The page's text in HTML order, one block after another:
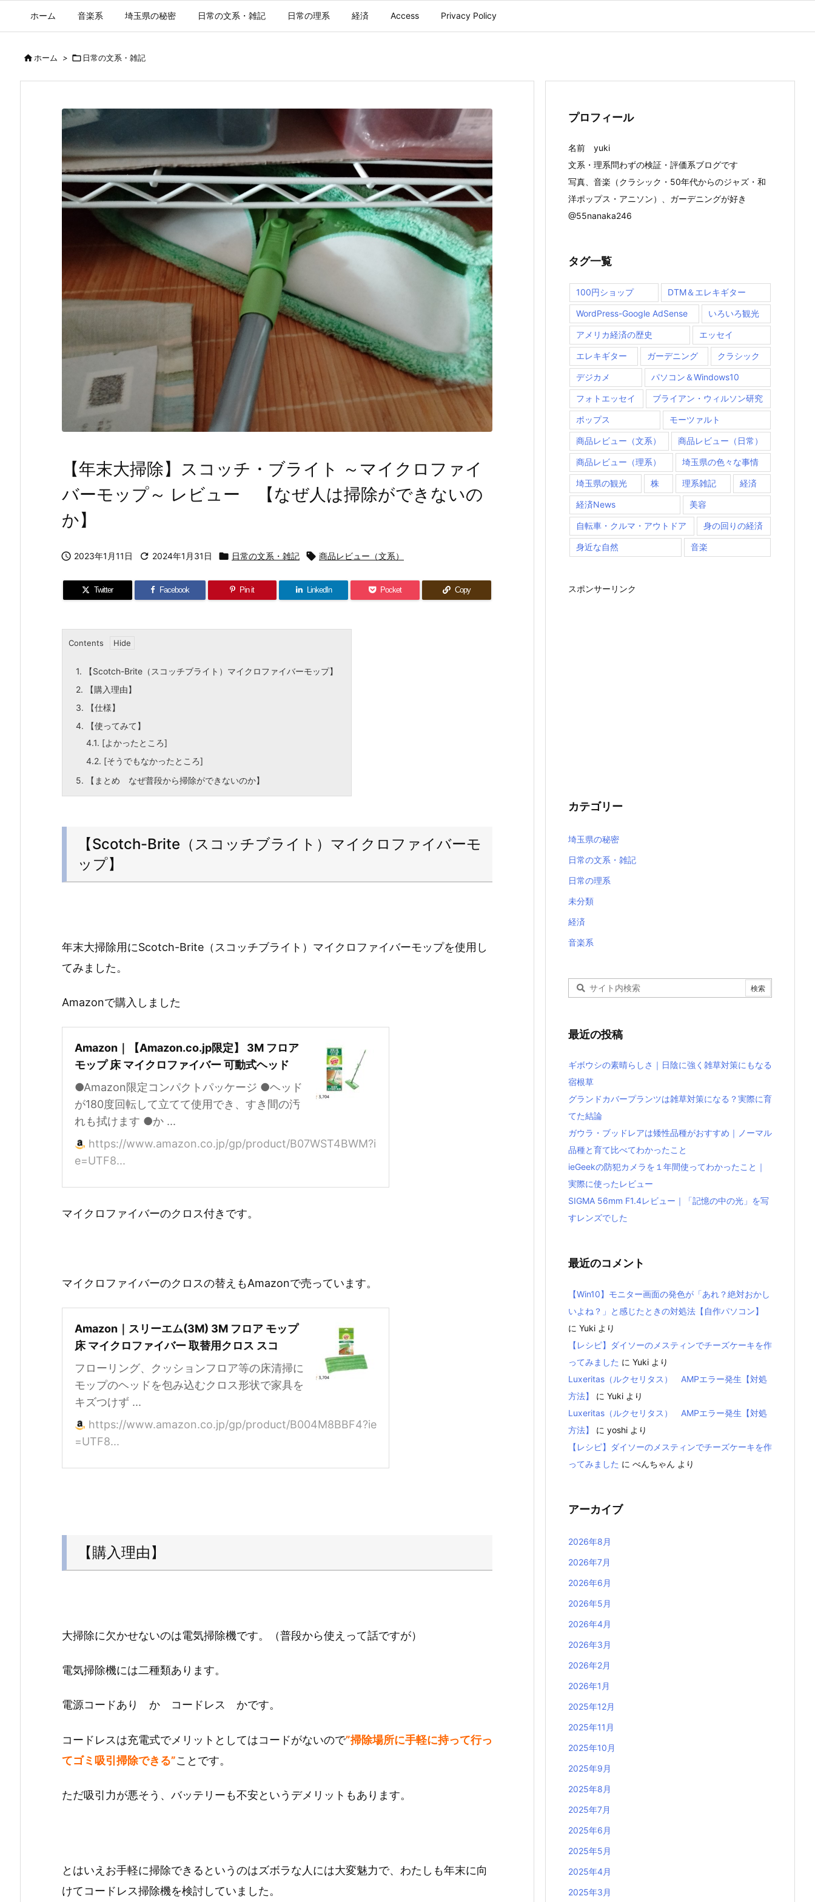
ホーム 音楽系 埼玉県の秘密 日常の文系・雑記 日常の理系 経済 Access Privacy Policy
ホーム >  日常の文系・雑記
【年末大掃除】スコッチ・ブライト ～マイクロファイ
バーモップ～ レビュー 【なぜ人は掃除ができないの
か】
 2023年1月11日  2024年1月31日  日常の文系・雑記  商品レビュー（文系）
Twitter Facebook Pin it LinkedIn Pocket Copy
Contents
1. 【Scotch-Brite（スコッチブライト）マイクロファイバーモップ】
2. 【購入理由】
3. 【仕様】
4. 【使ってみて】
4.1. [よかったところ]
4.2. [そうでもなかったところ]
5. 【まとめ なぜ普段から掃除ができないのか】
【Scotch-Brite（スコッチブライト）マイクロファイバーモ
ップ】
年末大掃除用にScotch-Brite（スコッチブライト）マイクロファイバーモップを使用し
てみました。
Amazonで購入しました
Amazon｜【Amazon.co.jp限定】 3M フロア
モップ 床 マイクロファイバー 可動式ヘッド
●Amazon限定コンパクトパッケージ ●ヘッド
が180度回転して立てて使用でき、すき間の汚
れも拭けます ●か ...
https://www.amazon.co.jp/gp/product/B07WST4BWM?i
e=UTF8...
マイクロファイバーのクロス付きです。
マイクロファイバーのクロスの替えもAmazonで売っています。
Amazon｜スリーエム(3M) 3M フロア モップ
床 マイクロファイバー 取替用クロス スコ
フローリング、クッションフロア等の床清掃に
モップのヘッドを包み込むクロス形状で家具を
キズつけず ...
https://www.amazon.co.jp/gp/product/B004M8BBF4?ie
=UTF8...
【購入理由】
大掃除に欠かせないのは電気掃除機です。（普段から使えって話ですが）
電気掃除機には二種類あります。
電源コードあり か コードレス かです。
コードレスは充電式でメリットとしてはコードがないので”掃除場所に手軽に持って行っ
てゴミ吸引掃除できる”ことです。
ただ吸引力が悪そう、バッテリーも不安というデメリットもあります。
とはいえお手軽に掃除できるというのはズボラな人には大変魅力で、わたしも年末に向
けてコードレス掃除機を検討していました。
プロフィール
名前 yuki
文系・理系問わずの検証・評価系ブログです
写真、音楽（クラシック・50年代からのジャズ・和
洋ポップス・アニソン）、ガーデニングが好き
@55nanaka246
タグ一覧
100円ショップ DTM＆エレキギター
WordPress-Google AdSense いろいろ観光
アメリカ経済の歴史 エッセイ
エレキギター ガーデニング クラシック
デジカメ パソコン＆Windows10
フォトエッセイ ブライアン・ウィルソン研究
ポップス モーツァルト
商品レビュー（文系） 商品レビュー（日常）
商品レビュー（理系） 埼玉県の色々な事情
埼玉県の観光 株 理系雑記 経済
経済News 美容
自転車・クルマ・アウトドア 身の回りの経済
身近な自然 音楽
スポンサーリンク
カテゴリー
埼玉県の秘密
日常の文系・雑記
日常の理系
未分類
経済
音楽系
最近の投稿
ギボウシの素晴らしさ｜日陰に強く雑草対策にもなる
宿根草
グランドカバープランツは雑草対策になる？実際に育
てた結論
ガウラ・ブッドレアは矮性品種がおすすめ｜ノーマル
品種と育て比べてわかったこと
ieGeekの防犯カメラを１年間使ってわかったこと｜
実際に使ったレビュー
SIGMA 56mm F1.4レビュー｜「記憶の中の光」を写
すレンズでした
最近のコメント
【Win10】モニター画面の発色が「あれ？絶対おかし
いよね？」と感じたときの対処法【自作パソコン】
に Yuki より
【レシピ】ダイソーのメスティンでチーズケーキを作
ってみました に Yuki より
Luxeritas（ルクセリタス） AMPエラー発生【対処
方法】
に Yuki より
Luxeritas（ルクセリタス） AMPエラー発生【対処
方法】
に yoshi より
【レシピ】ダイソーのメスティンでチーズケーキを作
ってみました に べんちゃん より
アーカイブ
2026年8月
2026年7月
2026年6月
2026年5月
2026年4月
2026年3月
2026年2月
2026年1月
2025年12月
2025年11月
2025年10月
2025年9月
2025年8月
2025年7月
2025年6月
2025年5月
2025年4月
2025年3月